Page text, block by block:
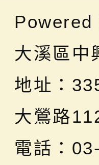
Powered
大溪區中
地址：
大鶯路
電話：